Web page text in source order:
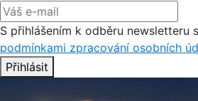
S přihlášením k odběru newsletteru
podmínkami zpracování osobních
Přihlásit